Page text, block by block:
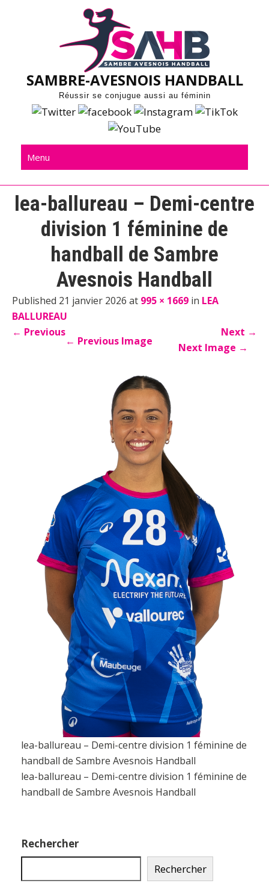
SAMBRE-AVESNOIS HANDBALL
Réussir se conjugue aussi au féminin
Menu
lea-ballureau – Demi-centre
division 1 féminine de
handball de Sambre
Avesnois Handball
Published 21 janvier 2026 at 995 × 1669 in LEA
BALLUREAU
← Previous Next →
← Previous Image Next Image →
lea-ballureau – Demi-centre division 1 féminine de
handball de Sambre Avesnois Handball
lea-ballureau – Demi-centre division 1 féminine de
handball de Sambre Avesnois Handball
Rechercher
Rechercher